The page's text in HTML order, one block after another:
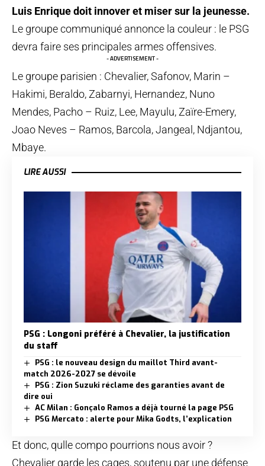
Luis Enrique doit innover et miser sur la jeunesse.
Le groupe communiqué annonce la couleur : le PSG
devra faire ses principales armes offensives.
- ADVERTISEMENT -
Le groupe parisien : Chevalier, Safonov, Marin –
Hakimi, Beraldo, Zabarnyi, Hernandez, Nuno
Mendes, Pacho – Ruiz, Lee, Mayulu, Zaïre-Emery,
Joao Neves – Ramos, Barcola, Jangeal, Ndjantou,
Mbaye.
LIRE AUSSI
PSG : Longoni préféré à Chevalier, la justification
du staff
PSG : le nouveau design du maillot Third avant-
match 2026-2027 se dévoile
PSG : Zion Suzuki réclame des garanties avant de
dire oui
AC Milan : Gonçalo Ramos a déjà tourné la page PSG
PSG Mercato : alerte pour Mika Godts, l’explication
Et donc, qulle compo pourrions nous avoir ?
Chevalier garde les cages, soutenu par une défense